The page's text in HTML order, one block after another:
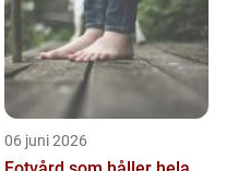
06 juni 2026